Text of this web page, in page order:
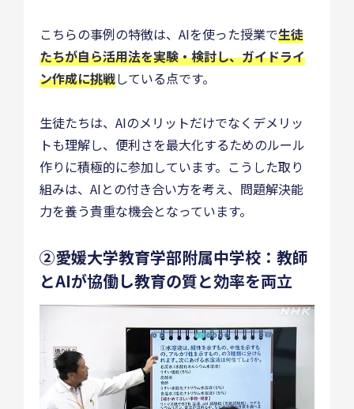
こちらの事例の特徴は、AIを使った授業で生徒
たちが自ら活用法を実験・検討し、ガイドライ
ン作成に挑戦している点です。
生徒たちは、AIのメリットだけでなくデメリッ
トも理解し、便利さを最大化するためのルール
作りに積極的に参加しています。こうした取り
組みは、AIとの付き合い方を考え、問題解決能
力を養う貴重な機会となっています。
②愛媛大学教育学部附属中学校：教師
とAIが協働し教育の質と効率を両立